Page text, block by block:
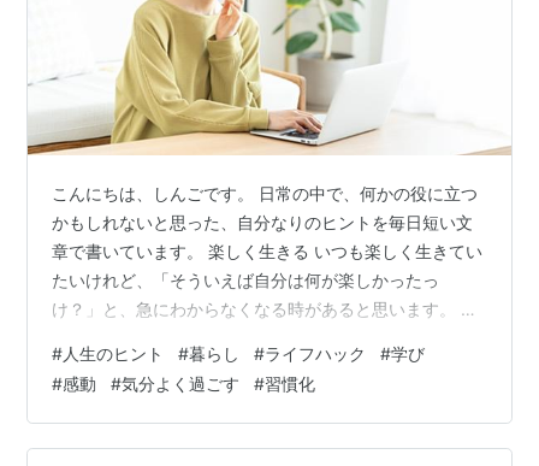
こんにちは、しんごです。 日常の中で、何かの役に立つ
かもしれないと思った、自分なりのヒントを毎日短い文
章で書いています。 楽しく生きる いつも楽しく生きてい
たいけれど、「そういえば自分は何が楽しかったっ
け？」と、急にわからなくなる時があると思います。 あ
取り組んでいたことが急につまらなくなったりすると、
結構ショックだったりします。 そんなことが起こると、
「自分はいったい何が楽しかったのか・・・」と、だい
ぶ混乱状態に陥ります。 もしかしたら、歳とかで何も楽
#人生のヒント #暮らし #ライフハック #学び
#感動 #気分よく過ごす #習慣化